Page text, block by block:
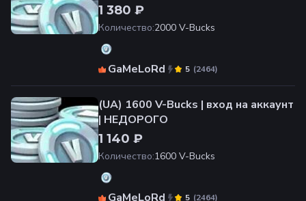
1 380 ₽
Количество:2000 V-Bucks
GaMeLoRd (2464)
5
(UA) 1600 V-Bucks | вход на аккаунт
| НЕДОРОГО
1 140 ₽
Количество:1600 V-Bucks
GaMeLoRd (2464)
5